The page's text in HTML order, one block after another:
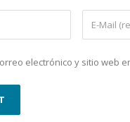
electrónico y sitio web